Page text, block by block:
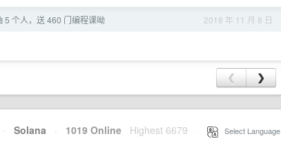
2018 年 11 月 8 日
5 个人，送 460 门编程课呦
❮ ❯
· Solana · 1019 Online Highest 6679 Select Language